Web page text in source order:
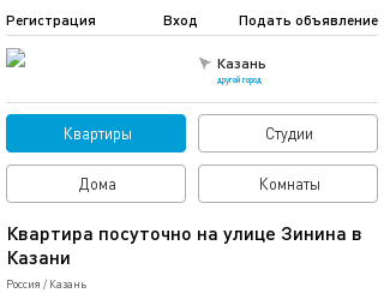
Казань
другой город
Подать объявление
Регистрация Вход
Квартиры Студии
Дома Комнаты
Квартира посуточно на улице Зинина в
Казани
Россия / Казань